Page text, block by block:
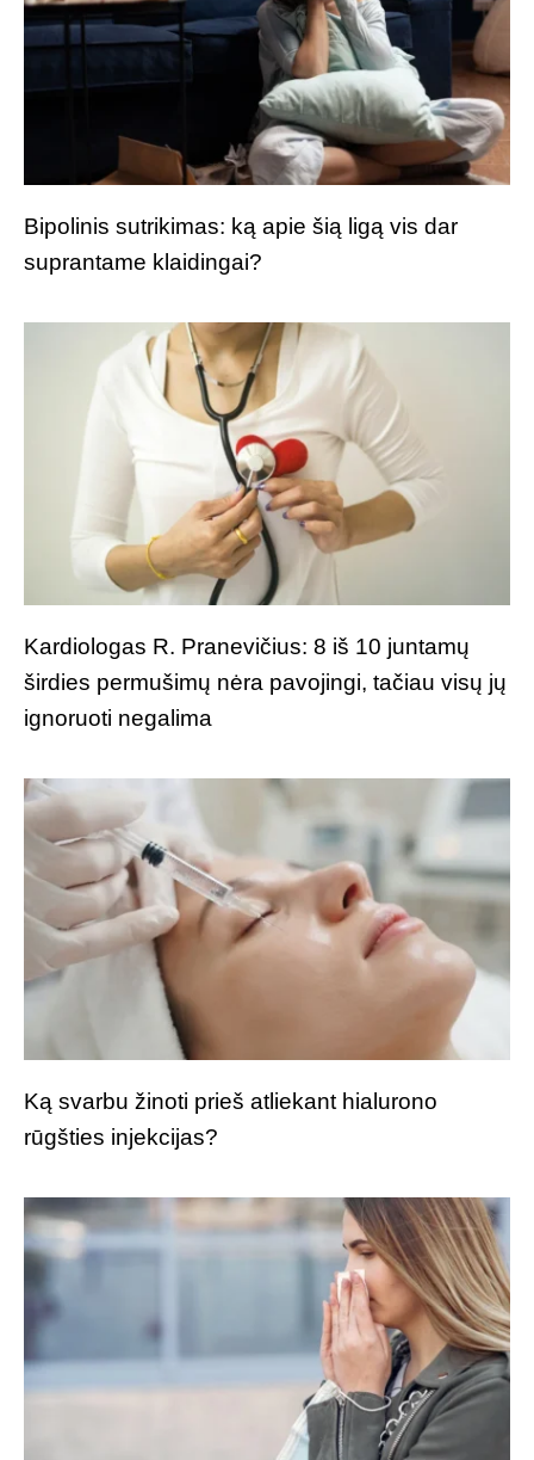
Bipolinis sutrikimas: ką apie šią ligą vis dar
suprantame klaidingai?
Kardiologas R. Pranevičius: 8 iš 10 juntamų
širdies permušimų nėra pavojingi, tačiau visų jų
ignoruoti negalima
Ką svarbu žinoti prieš atliekant hialurono
rūgšties injekcijas?